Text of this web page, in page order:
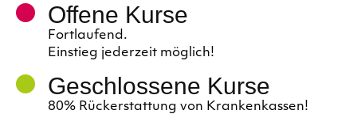
Offene Kurse
Fortlaufend.
Einstieg jederzeit möglich!
Geschlossene Kurse
80% Rückerstattung von Krankenkassen!